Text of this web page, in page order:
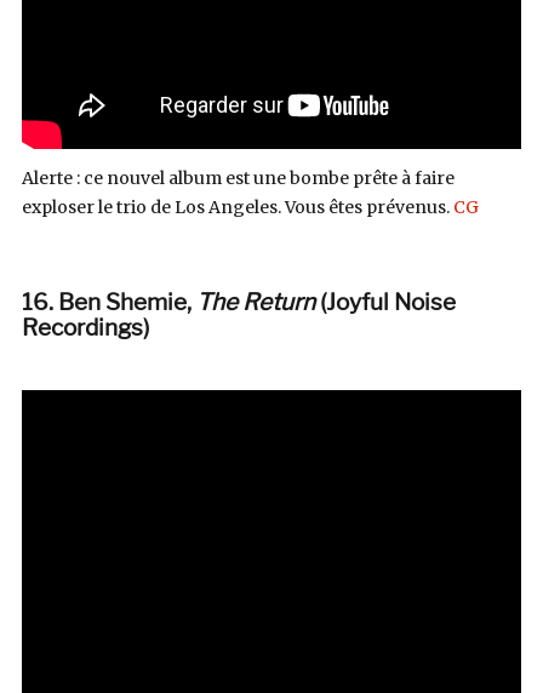
Alerte : ce nouvel album est une bombe prête à faire
exploser le trio de Los Angeles. Vous êtes prévenus. CG
16. Ben Shemie, The Return(Joyful Noise
Recordings)